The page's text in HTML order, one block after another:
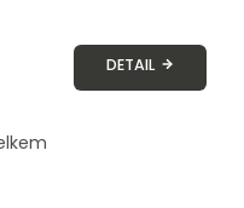
DETAIL